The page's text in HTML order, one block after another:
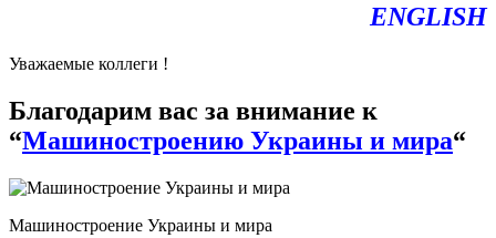
ENGLISH
Уважаемые коллеги !
Благодарим вас за внимание к
“Машиностроению Украины и мира“
Машиностроение Украины и мира